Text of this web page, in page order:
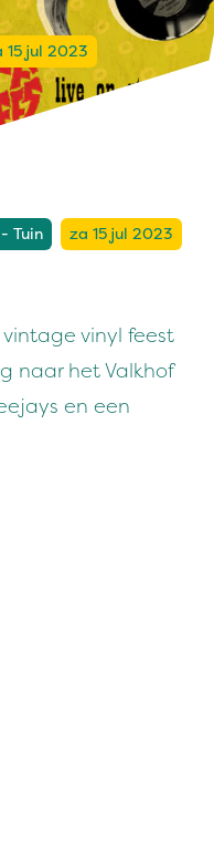
15 jul 2023
Tuin za 15 jul 2023
vinyl feest
naar het Valkhof
en een